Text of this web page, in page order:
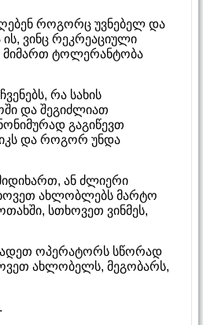
როგორც უვნებელ და
ვინც რეკრეაციული
მიმართ ტოლერანტობა
რა სახის
და შეგიძლიათ
გაგიწევთ
და როგორ უნდა
ან ძლიერი
ახლობლებს მარტო
სთხოვეთ ვინმეს,
ოპერატორს სწორად
ახლობელს, მეგობარს,